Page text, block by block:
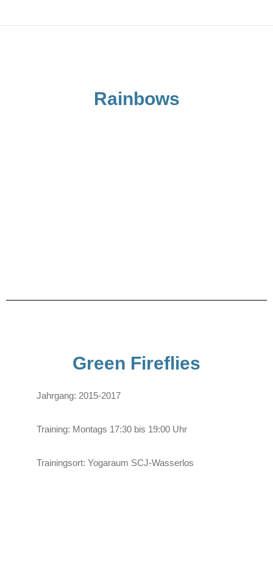
Rainbows
Green Fireflies
Jahrgang: 2015-2017
Training: Montags 17:30 bis 19:00 Uhr
Trainingsort: Yogaraum SCJ-Wasserlos